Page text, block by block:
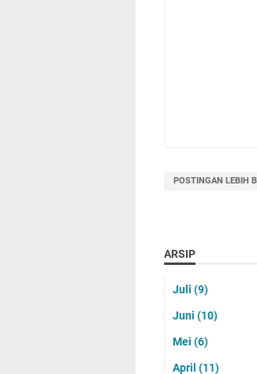
POSTINGAN LEBIH
ARSIP
Juli (9)
Juni (10)
Mei (6)
April (11)